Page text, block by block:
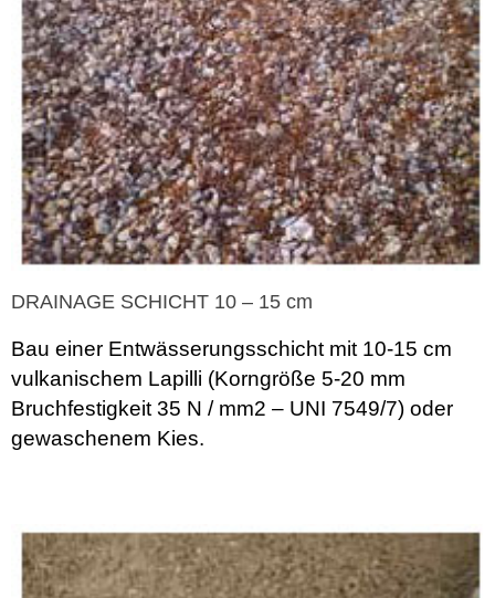
DRAINAGE SCHICHT 10 – 15 cm
Bau einer Entwässerungsschicht mit 10-15 cm
vulkanischem Lapilli (Korngröße 5-20 mm
Bruchfestigkeit 35 N / mm2 – UNI 7549/7) oder
gewaschenem Kies.